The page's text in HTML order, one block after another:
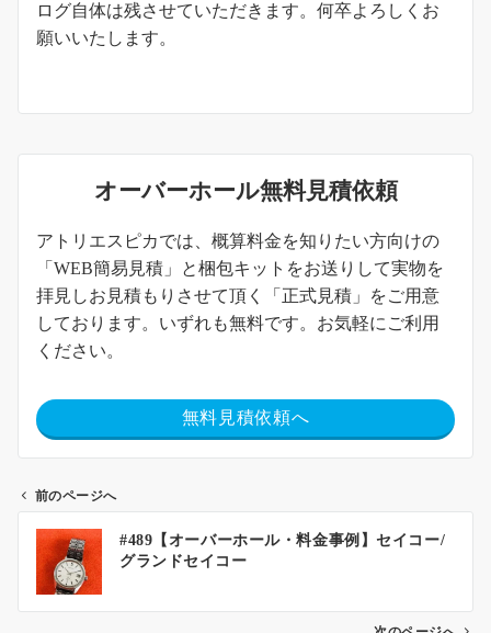
ログ自体は残させていただきます。何卒よろしくお
願いいたします。
オーバーホール無料見積依頼
アトリエスピカでは、概算料金を知りたい方向けの
「WEB簡易見積」と梱包キットをお送りして実物を
拝見しお見積もりさせて頂く「正式見積」をご用意
しております。いずれも無料です。お気軽にご利用
ください。
無料見積依頼へ
前のページへ
#489【オーバーホール・料金事例】セイコー/
グランドセイコー